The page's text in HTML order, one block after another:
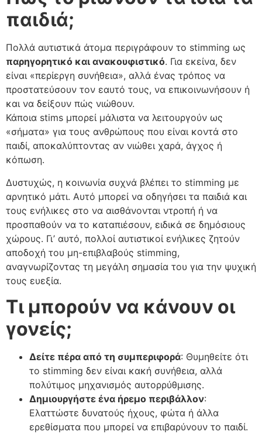
παιδιά;
Πολλά αυτιστικά άτομα περιγράφουν το stimming ως
παρηγορητικό και ανακουφιστικό. Για εκείνα, δεν
είναι «περίεργη συνήθεια», αλλά ένας τρόπος να
προστατεύσουν τον εαυτό τους, να επικοινωνήσουν ή
και να δείξουν πώς νιώθουν.
Κάποια stims μπορεί μάλιστα να λειτουργούν ως
«σήματα» για τους ανθρώπους που είναι κοντά στο
παιδί, αποκαλύπτοντας αν νιώθει χαρά, άγχος ή
κόπωση.
Δυστυχώς, η κοινωνία συχνά βλέπει το stimming με
αρνητικό μάτι. Αυτό μπορεί να οδηγήσει τα παιδιά και
τους ενήλικες στο να αισθάνονται ντροπή ή να
προσπαθούν να το καταπιέσουν, ειδικά σε δημόσιους
χώρους. Γι’ αυτό, πολλοί αυτιστικοί ενήλικες ζητούν
αποδοχή του μη-επιβλαβούς stimming,
αναγνωρίζοντας τη μεγάλη σημασία του για την ψυχική
τους ευεξία.
Τι μπορούν να κάνουν οι
γονείς;
Δείτε πέρα από τη συμπεριφορά: Θυμηθείτε ότι
το stimming δεν είναι κακή συνήθεια, αλλά
πολύτιμος μηχανισμός αυτορρύθμισης.
Δημιουργήστε ένα ήρεμο περιβάλλον:
Ελαττώστε δυνατούς ήχους, φώτα ή άλλα
ερεθίσματα που μπορεί να επιβαρύνουν το παιδί.